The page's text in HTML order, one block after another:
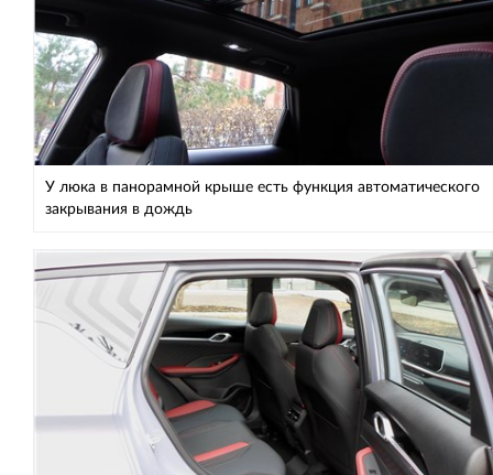
У люка в панорамной крыше есть функция автоматического
закрывания в дождь